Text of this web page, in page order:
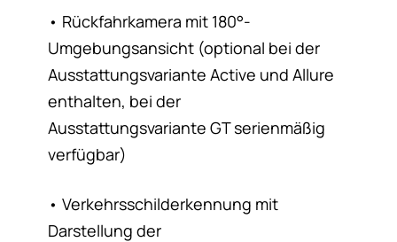
• Rückfahrkamera mit 180°-
Umgebungsansicht (optional bei der
Ausstattungsvariante Active und Allure
enthalten, bei der
Ausstattungsvariante GT serienmäßig
verfügbar)
• Verkehrsschilderkennung mit
Darstellung der